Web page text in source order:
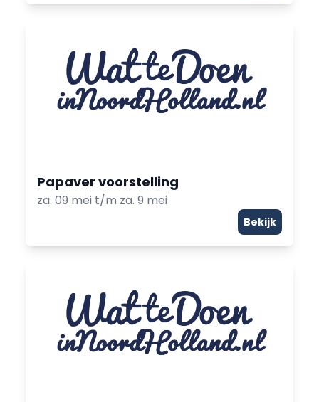
Papaver voorstelling
za. 09 mei t/m za. 9 mei
Bekijk